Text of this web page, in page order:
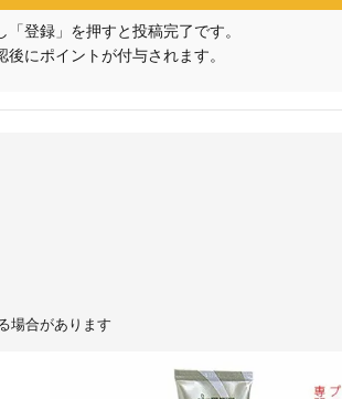
「登録」を押すと投稿完了です。
後にポイントが付与されます。
場合があります